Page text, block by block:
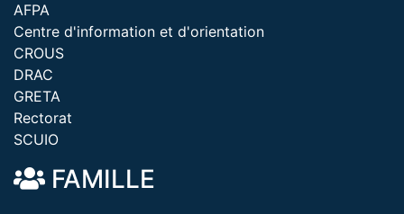
AFPA
Centre d'information et d'orientation
CROUS
DRAC
GRETA
Rectorat
SCUIO
FAMILLE